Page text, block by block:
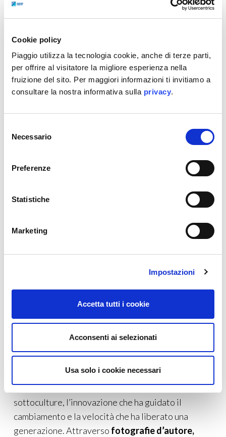
Cookie policy
Piaggio utilizza la tecnologia cookie, anche di terze parti,
per offrire al visitatore la migliore esperienza nella
fruizione del sito. Per maggiori informazioni ti invitiamo a
consultare la nostra informativa sulla privacy.
delNecessario
Preferenze
Statistiche
Marketing
Impostazioni
Accetta tutti i cookie
Acconsenti ai selezionati
Usa solo i cookie necessari
ottant’anni Vespa attraversa il tempo restando
celebra questa eredità attraverso un progetto che
collezione pensata per chi continua a vedere in
https://eu.assouline.com/
IL LIBRO.Assouline dedica agli 80 anni di Vespa
tablebookche attraversa la sua eredità
leggendaria: le linee che hanno definito intere
sottoculture, l’innovazione che ha guidato il
cambiamento e la velocità che ha liberato una
generazione. Attraverso fotografie d’autore,